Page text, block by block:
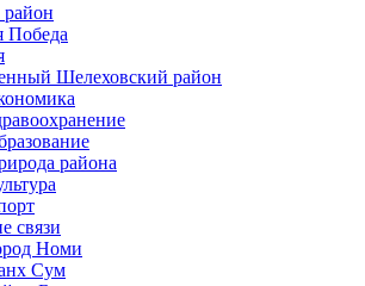
Победа
Шелеховский район
района
связи
Номи
Сум